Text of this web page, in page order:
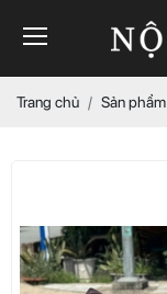
Trang chủ Sản phẩm